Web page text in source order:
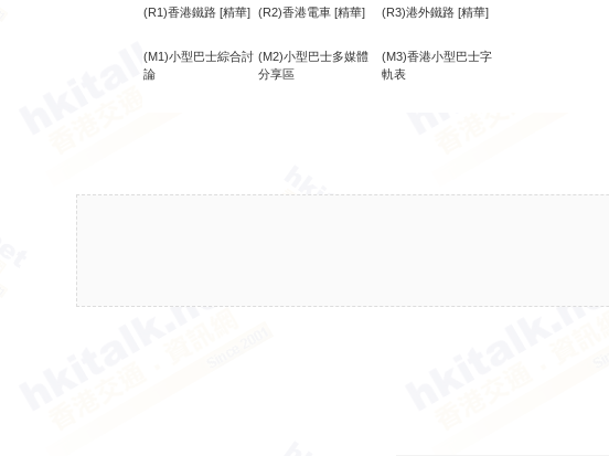
(R1)香港鐵路 [精華] (R2)香港電車 [精華] (R3)港外鐵路 [精華]
(M1)小型巴士綜合討
論
(M2)小型巴士多媒體
分享區
(M3)香港小型巴士字
軌表